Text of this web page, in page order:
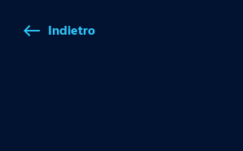
west Indietro